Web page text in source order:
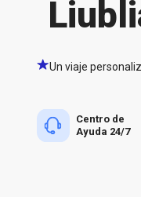
Un viaje
Centro de
Ayuda 24/7